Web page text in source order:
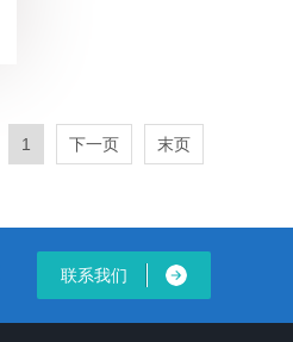
1 下一页 末页
联系我们